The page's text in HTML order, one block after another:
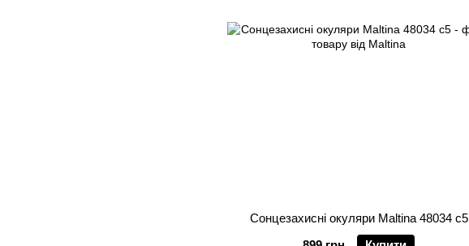
Сонцезахисні окуляри Maltina 48034 c5